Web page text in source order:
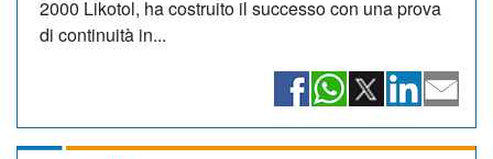
2000 Likotol, ha costruito il successo con una prova
di continuità in...